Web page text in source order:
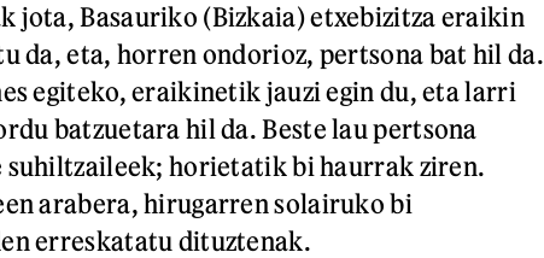
jota, Basauriko (Bizkaia) etxebizitza eraikin
da, eta, horren ondorioz, pertsona bat hil da.
egiteko, eraikinetik jauzi egin du, eta larri
batzuetara hil da. Beste lau pertsona
horietatik bi haurrak ziren.
arabera, hirugarren solairuko bi
erreskatatu dituztenak.